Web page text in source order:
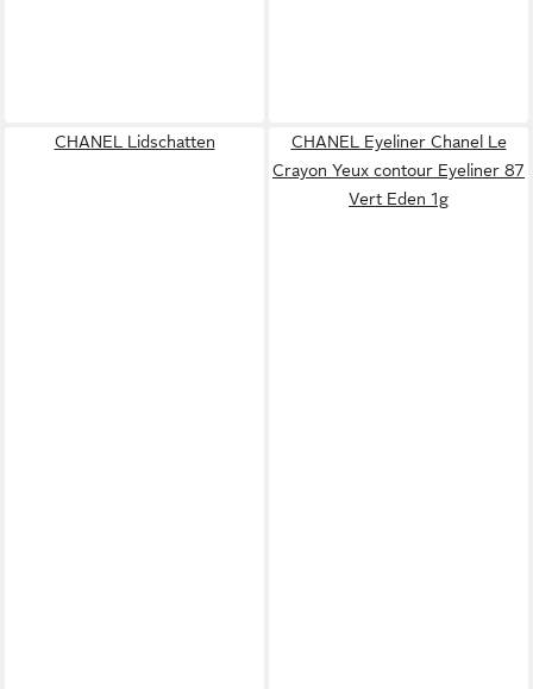
CHANEL Lidschatten
CHANEL Eyeliner Chanel Le
Crayon Yeux contour Eyeliner 87
Vert Eden 1g